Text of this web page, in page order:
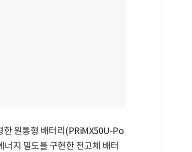
한 원통형 배터리(PRiMX50U-Po
지 밀도를 구현한 전고체 배터